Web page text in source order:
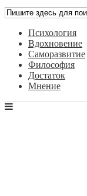
Психология
Вдохновение
Саморазвитие
Философия
Достаток
Мнение